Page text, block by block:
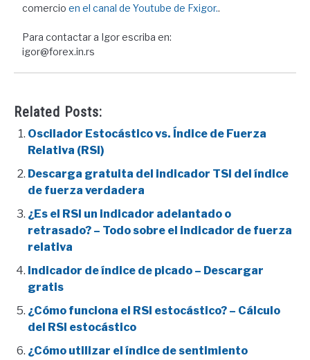
comercio en el canal de Youtube de Fxigor..
Para contactar a Igor escriba en:
igor@forex.in.rs
Related Posts:
Oscilador Estocástico vs. Índice de Fuerza
Relativa (RSI)
Descarga gratuita del indicador TSI del índice
de fuerza verdadera
¿Es el RSI un indicador adelantado o
retrasado? – Todo sobre el indicador de fuerza
relativa
Indicador de índice de picado – Descargar
gratis
¿Cómo funciona el RSI estocástico? – Cálculo
del RSI estocástico
¿Cómo utilizar el índice de sentimiento